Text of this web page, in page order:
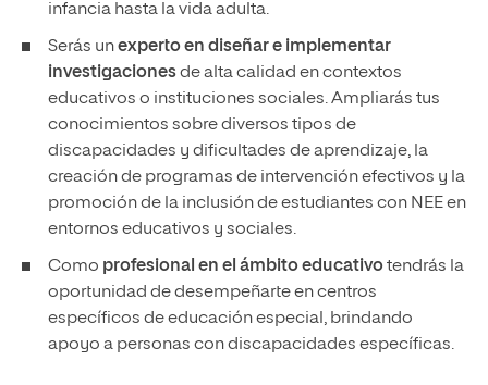
infancia hasta la vida adulta.
Serás unexperto en diseñar e implementar
investigacionesde alta calidad en contextos
educativos o instituciones sociales. Ampliarás tus
conocimientos sobre diversos tipos de
discapacidades y dificultades de aprendizaje, la
creación de programas de intervención efectivos y la
promoción de la inclusión de estudiantes con NEE en
entornos educativos y sociales.
Como profesional en el ámbito educativotendrás la
oportunidad de desempeñarte en centros
específicos de educación especial, brindando
apoyo a personas con discapacidades específicas.